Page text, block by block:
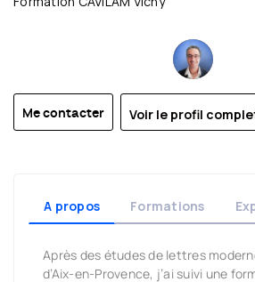
Me contacter Voir le profil
A propos Formations
Après des études de lettres
d’Aix-en-Provence, j’ai suivi une